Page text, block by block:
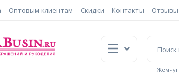
Оптовым клиентам Скидки Контакты Отзывы
Жемчуг